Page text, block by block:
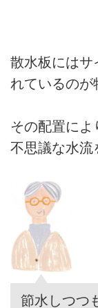
散水板にはサ
れているのが
その配置によ
不思議な水流
節水しつつ